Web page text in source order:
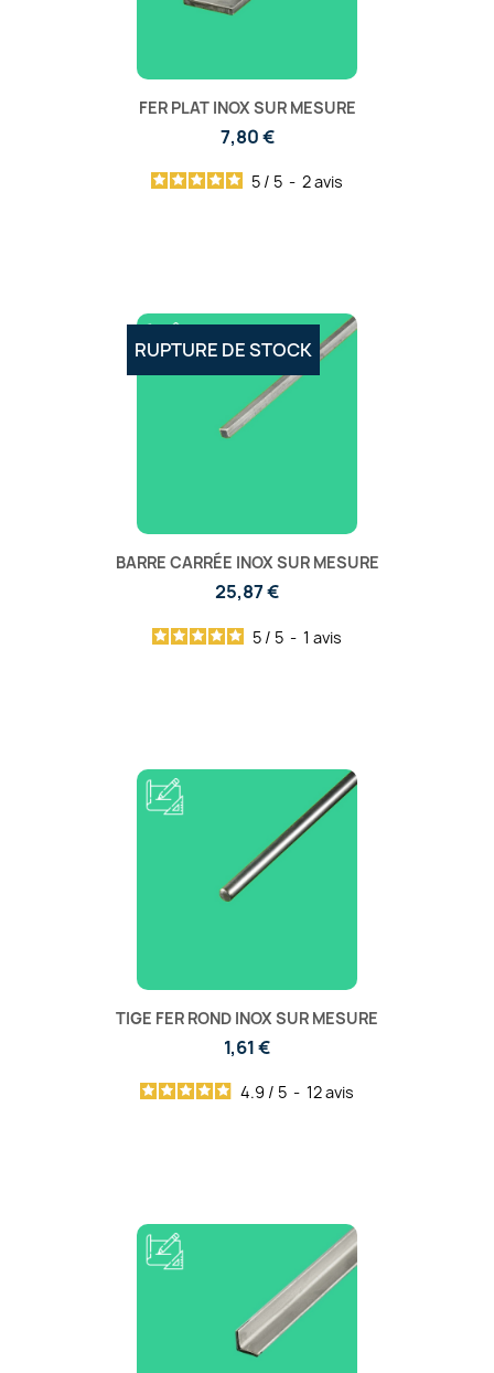
FER PLAT INOX SUR MESURE
7,80 €
5 / 5 - 2avis
BARRE CARRÉE INOX SUR MESURE
25,87 €
5 / 5 - 1 avis
RUPTURE DE STOCK
TIGE FER ROND INOX SUR MESURE
1,61 €
4.9 / 5 - 12avis